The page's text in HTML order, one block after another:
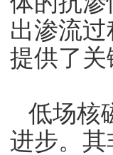
出渗流
提供了
低场核
进步。